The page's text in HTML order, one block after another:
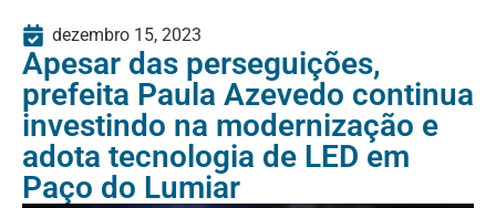
dezembro 15, 2023
Apesar das perseguições,
prefeita Paula Azevedo continua
investindo na modernização e
adota tecnologia de LED em
Paço do Lumiar